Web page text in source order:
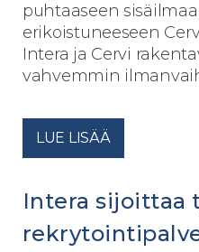
puhtaaseen
erikoistuneeseen
Intera ja Cervi
vahvemmin
LUE LISÄÄ
Intera sijoittaa